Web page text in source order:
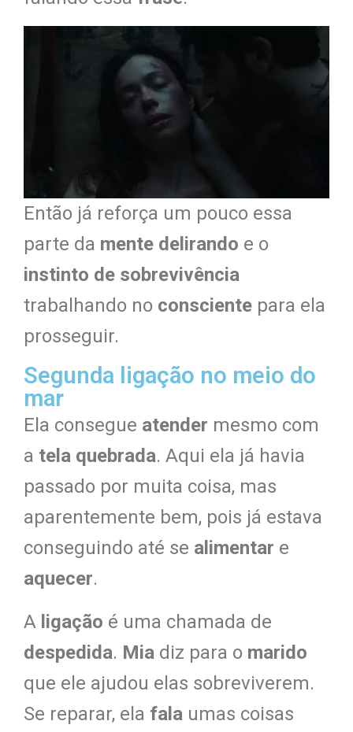
Então já reforça um pouco essa
parte da mente delirando e o
instinto de sobrevivência
trabalhando no consciente para ela
prosseguir.
Segunda ligação no meio do
mar
Ela consegue atender mesmo com
a tela quebrada. Aqui ela já havia
passado por muita coisa, mas
aparentemente bem, pois já estava
conseguindo até se alimentar e
aquecer.
A ligação é uma chamada de
despedida. Mia diz para o marido
que ele ajudou elas sobreviverem.
Se reparar, ela fala umas coisas